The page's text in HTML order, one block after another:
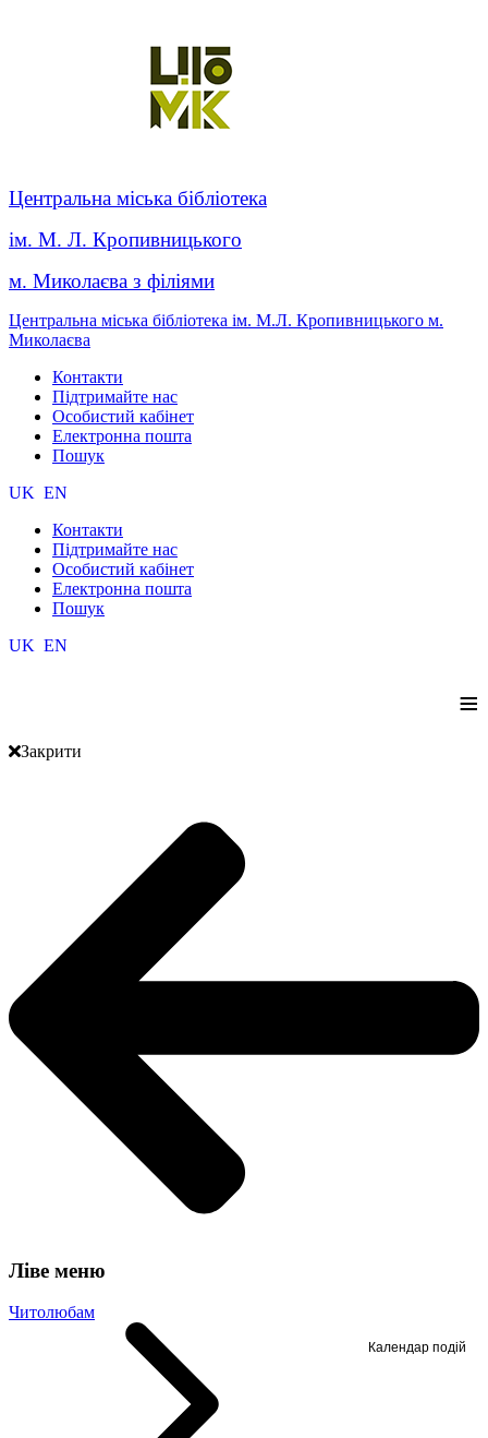
Центральна міська бібліотека
ім. М. Л. Кропивницького
м. Миколаєва з філіями
Центральна міська бібліотека ім. М.Л. Кропивницького м.
Миколаєва
Контакти
Підтримайте нас
Особистий кабінет
Електронна пошта
Пошук
UK EN
Контакти
Підтримайте нас
Особистий кабінет
Електронна пошта
Пошук
UK EN
≡
Закрити
Ліве меню
Читолюбам
Календар подій